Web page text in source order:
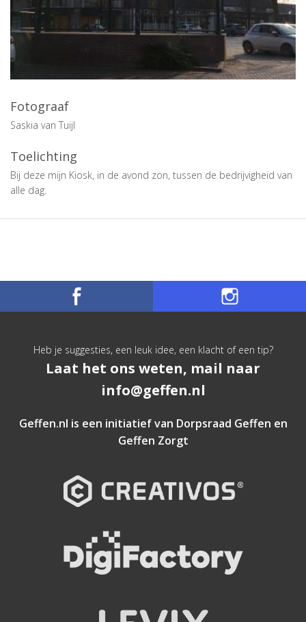
Fotograaf
Saskia van Tuijl
Toelichting
Bij deze mijn Kiosk, in de avond zon, tussen de bedrijvigheid van
alle dag.
Heb je suggesties, een leuk idee, een klacht of een tip?
Laat het ons weten, mail naar
info@geffen.nl
Geffen.nl is een initiatief van Dorpsraad Geffen en
Geffen Zorgt